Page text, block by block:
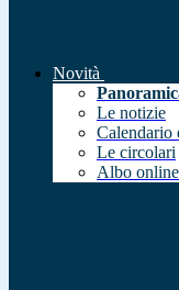
Novità
Le notizie
Calendario
Le circolari
Albo online